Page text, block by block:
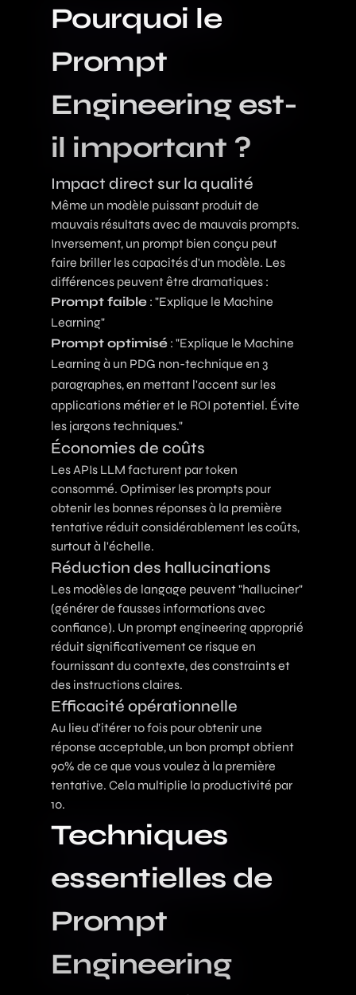
Pourquoi le
Prompt
Engineering est-
il important ?
Impact direct sur la qualité
Même un modèle puissant produit de
mauvais résultats avec de mauvais prompts.
Inversement, un prompt bien conçu peut
faire briller les capacités d'un modèle. Les
différences peuvent être dramatiques :
Prompt faible : "Explique le Machine
Learning"
Prompt optimisé : "Explique le Machine
Learning à un PDG non-technique en 3
paragraphes, en mettant l'accent sur les
applications métier et le ROI potentiel. Évite
les jargons techniques."
Économies de coûts
Les APIs LLM facturent par token
consommé. Optimiser les prompts pour
obtenir les bonnes réponses à la première
tentative réduit considérablement les coûts,
surtout à l'échelle.
Réduction des hallucinations
Les modèles de langage peuvent "halluciner"
(générer de fausses informations avec
confiance). Un prompt engineering approprié
réduit significativement ce risque en
fournissant du contexte, des constraints et
des instructions claires.
Efficacité opérationnelle
Au lieu d'itérer 10 fois pour obtenir une
réponse acceptable, un bon prompt obtient
90% de ce que vous voulez à la première
tentative. Cela multiplie la productivité par
10.
Techniques
essentielles de
Prompt
Engineering